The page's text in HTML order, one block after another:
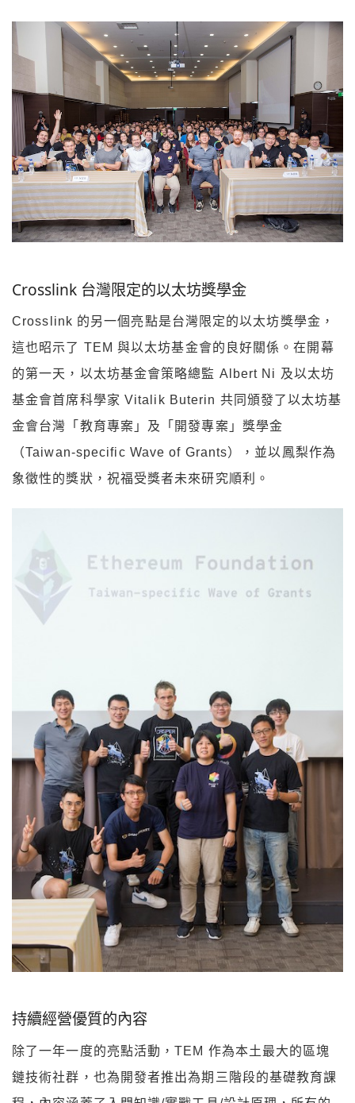
Crosslink 台灣限定的以太坊獎學金
Crosslink 的另一個亮點是台灣限定的以太坊獎學金，
這也昭示了 TEM 與以太坊基金會的良好關係。在開幕
的第一天，以太坊基金會策略總監 Albert Ni 及以太坊
基金會首席科學家 Vitalik Buterin 共同頒發了以太坊基
金會台灣「教育專案」及「開發專案」獎學金
（Taiwan-specific Wave of Grants），並以鳳梨作為
象徵性的獎狀，祝福受獎者未來研究順利。
持續經營優質的內容
除了一年一度的亮點活動，TEM 作為本土最大的區塊
鏈技術社群，也為開發者推出為期三階段的基礎教育課